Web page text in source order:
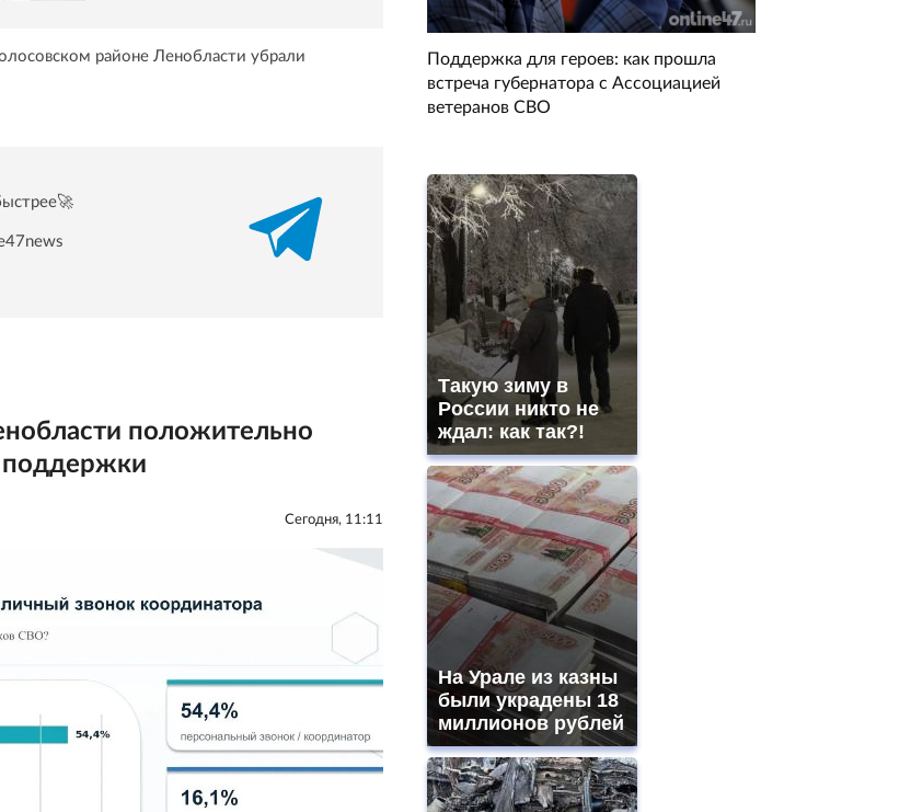
районе Ленобласти убрали
положительно
поддержки
Сегодня, 11:11
Поддержка для героев: как прошла
встреча губернатора с Ассоциацией
ветеранов СВО
Такую зиму в
России никто не
ждал: как так?!
На Урале из казны
были украдены 18
миллионов рублей